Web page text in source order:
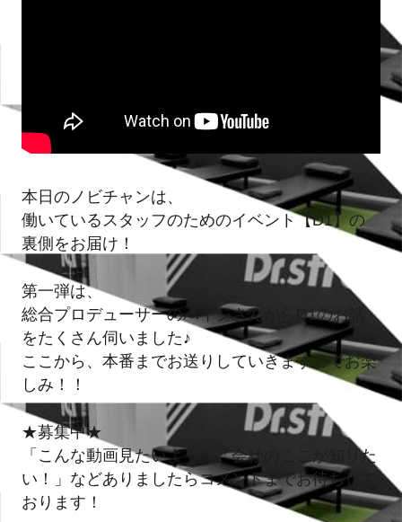
本日のノビチャンは、
働いているスタッフのためのイベント【D1】の
裏側をお届け！
第一弾は、
総合プロデューサーのハイジさんからD1のお話
をたくさん伺いました♪
ここから、本番までお送りしていきますのでお楽
しみ！！
★募集中★
「こんな動画見たいよ！」「会社のここが知りた
い！」などありましたらコメントまでお待ちして
おります！